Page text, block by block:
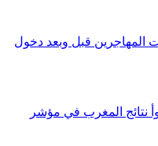
المهاجرين قبل وبعد دخول
أسوأ نتائج المغرب في مؤشر